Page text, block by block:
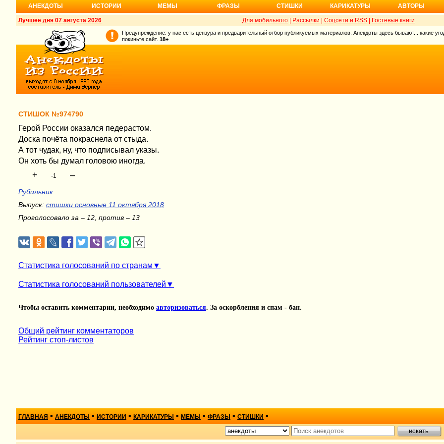
АНЕКДОТЫ ИСТОРИИ МЕМЫ ФРАЗЫ СТИШКИ КАРИКАТУРЫ АВТОРЫ
Лучшее дня 07 августа 2026 Для мобильного Рассылки Соцсети и RSS Гостевые книги
Предупреждение: у нас есть цензура и предварительный отбор публикуемых материалов. Анекдоты здесь бывают... какие
покиньте сайт. 18+
СТИШОК №974790
Герой России оказался педерастом.
Доска почёта покраснела от стыда.
А тот чудак, ну, что подписывал указы.
Он хоть бы думал головою иногда.
+ -1 –
Рубильник
Выпуск: стишки основные 11 октября 2018
Проголосовало за – 12, против – 13
Статистика голосований по странам
Статистика голосований пользователей
Чтобы оставить комментарии, необходимо авторизоваться. За оскорбления и спам - бан.
Общий рейтинг комментаторов
Рейтинг стоп-листов
ГЛАВНАЯ • АНЕКДОТЫ • ИСТОРИИ • КАРИКАТУРЫ • МЕМЫ • ФРАЗЫ • СТИШКИ •